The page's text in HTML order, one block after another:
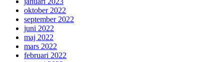
oktober 2022
september 2022
juni 2022
maj 2022
mars 2022
februari 2022